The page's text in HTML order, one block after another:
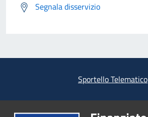
Segnala disservizio
Sportello Telematico